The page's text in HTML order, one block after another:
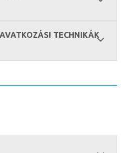
TECHNIKÁK